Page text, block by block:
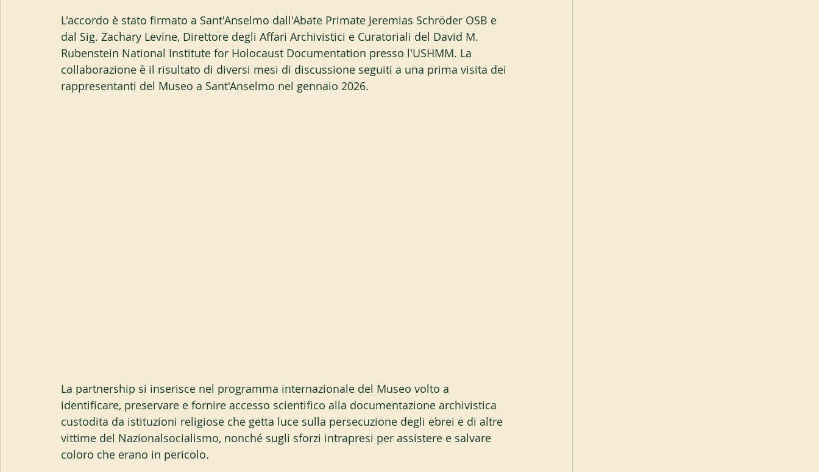
L'accordo è stato firmato a Sant'Anselmo dall'Abate Primate Jeremias Schröder OSB e
dal Sig. Zachary Levine, Direttore degli Affari Archivistici e Curatoriali del David M.
Rubenstein National Institute for Holocaust Documentation presso l'USHMM. La
collaborazione è il risultato di diversi mesi di discussione seguiti a una prima visita dei
rappresentanti del Museo a Sant'Anselmo nel gennaio 2026.
La partnership si inserisce nel programma internazionale del Museo volto a
identificare, preservare e fornire accesso scientifico alla documentazione archivistica
custodita da istituzioni religiose che getta luce sulla persecuzione degli ebrei e di altre
vittime del Nazionalsocialismo, nonché sugli sforzi intrapresi per assistere e salvare
coloro che erano in pericolo.